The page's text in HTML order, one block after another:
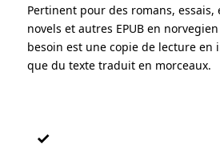
Pertinent pour des romans, essais,
novels et autres EPUB en
besoin est une copie de lecture en
que du texte traduit en morceaux.
✓